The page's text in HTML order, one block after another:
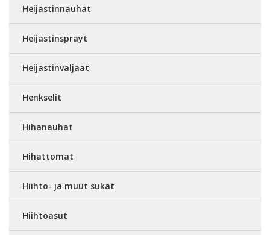
Heijastinnauhat
Heijastinsprayt
Heijastinvaljaat
Henkselit
Hihanauhat
Hihattomat
Hiihto- ja muut sukat
Hiihtoasut